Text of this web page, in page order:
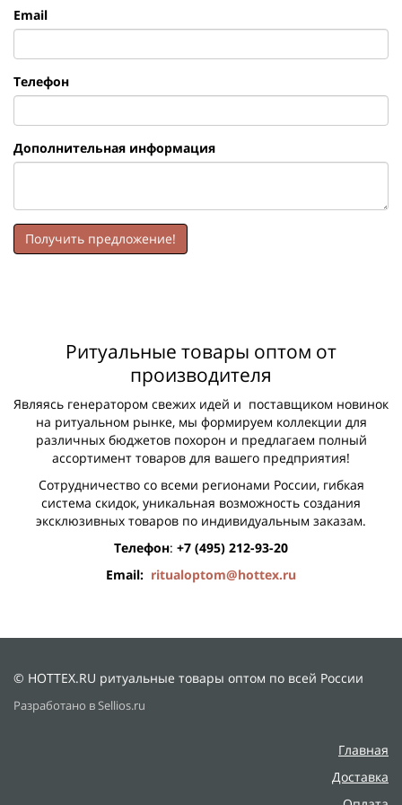
Email
Телефон
Дополнительная информация
Получить предложение!
Ритуальные товары оптом от
производителя
Являясь генератором свежих идей и поставщиком новинок
на ритуальном рынке, мы формируем коллекции для
различных бюджетов похорон и предлагаем полный
ассортимент товаров для вашего предприятия!
Сотрудничество со всеми регионами России, гибкая
система скидок, уникальная возможность создания
эксклюзивных товаров по индивидуальным заказам.
Телефон: +7 (495) 212-93-20
Email: ritualoptom@hottex.ru
© HOTTEX.RU ритуальные товары оптом по всей России
Разработано в Sellios.ru
Главная
Доставка